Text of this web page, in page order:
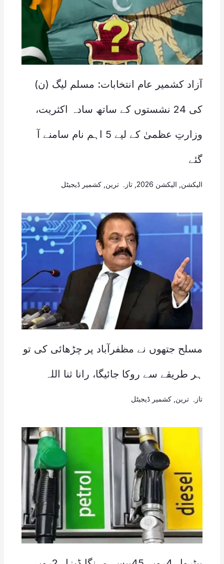
آزاد کشمیر عام انتخابات: مسلم لیگ (ن)
کی 24 نشستوں کے ساتھ سادہ اکثریت،
وزارتِ عظمیٰ کے لیے 5 اہم نام سامنے آ
گئے
الیکشن الیکشن 2026 , تازہ ترین کشمیر ڈیجیٹل
مسلح جتھوں نے مظفرآباد پر چڑھائی کی تو
ہر طریقے سے روکا جائیگا، رانا ثنا اللہ
تازہ ترین کشمیر ڈیجیٹل